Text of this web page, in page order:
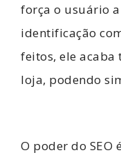
força o usuário
identificação
feitos, ele acaba
loja, podendo
O poder do SEO